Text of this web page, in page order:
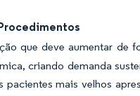
que deve aumentar de
criando demanda
mais velhos